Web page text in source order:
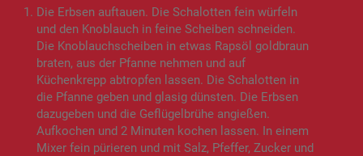
Die Erbsen auftauen. Die Schalotten fein würfeln
und den Knoblauch in feine Scheiben schneiden.
Die Knoblauchscheiben in etwas Rapsöl goldbraun
braten, aus der Pfanne nehmen und auf
Küchenkrepp abtropfen lassen. Die Schalotten in
die Pfanne geben und glasig dünsten. Die Erbsen
dazugeben und die Geflügelbrühe angießen.
Aufkochen und 2 Minuten kochen lassen. In einem
Mixer fein pürieren und mit Salz, Pfeffer, Zucker und